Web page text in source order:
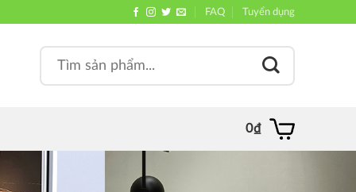
FAQ Tuyển dụng
for:
0₫